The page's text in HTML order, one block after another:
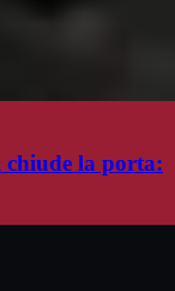
la porta: